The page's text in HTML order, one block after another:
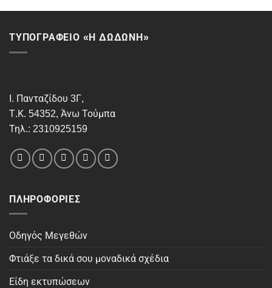
ΤΥΠΟΓΡΑΦΕΙΟ «Η ΔΩΔΩΝΗ»
Ι. Πανταζίδου 3Γ,
Τ.Κ. 54352, Άνω Τούμπα
Τηλ.: 2310925159
ΠΛΗΡΟΦΟΡΊΕΣ
Οδηγός Μεγεθών
Φτιάξε τα δικά σου μοναδικά σχέδια
Είδη εκτυπώσεων